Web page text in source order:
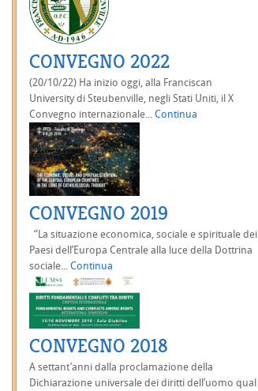
CONVEGNO 2022
(20/10/22) Ha inizio oggi, alla Franciscan
University di Steubenville, negli Stati Uniti, il X
Convegno internazionale... Continua
CONVEGNO 2019
“La situazione economica, sociale e spirituale dei
Paesi dell’Europa Centrale alla luce della Dottrina
sociale... Continua
CONVEGNO 2018
A settant’anni dalla proclamazione della
Dichiarazione universale dei diritti dell’uomo qual